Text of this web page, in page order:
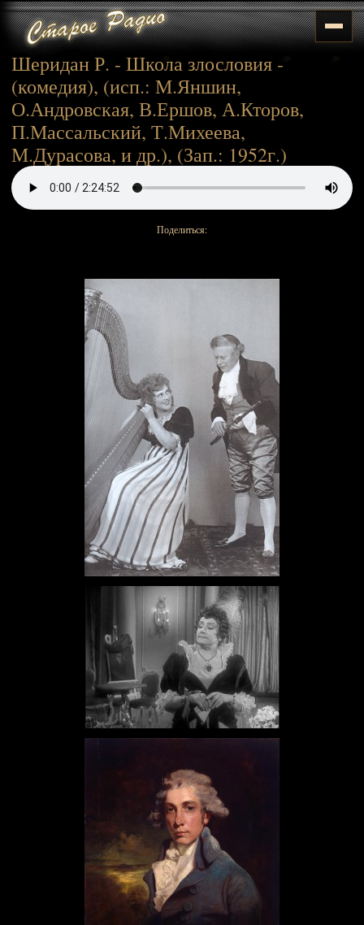
Шеридан Р. - Школа злословия -
(комедия), (исп.: М.Яншин,
О.Андровская, В.Ершов, А.Кторов,
П.Массальский, Т.Михеева,
М.Дурасова, и др.), (Зап.: 1952г.)
Поделиться: